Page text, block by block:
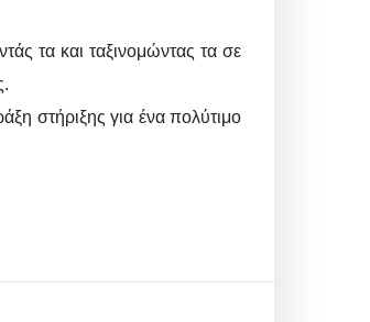
τα και ταξινομώντας τα σε
στήριξης για ένα πολύτιμο